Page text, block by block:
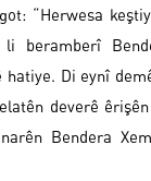
“Herwesa
li beramberî
Di eynî
deverê
Bendera